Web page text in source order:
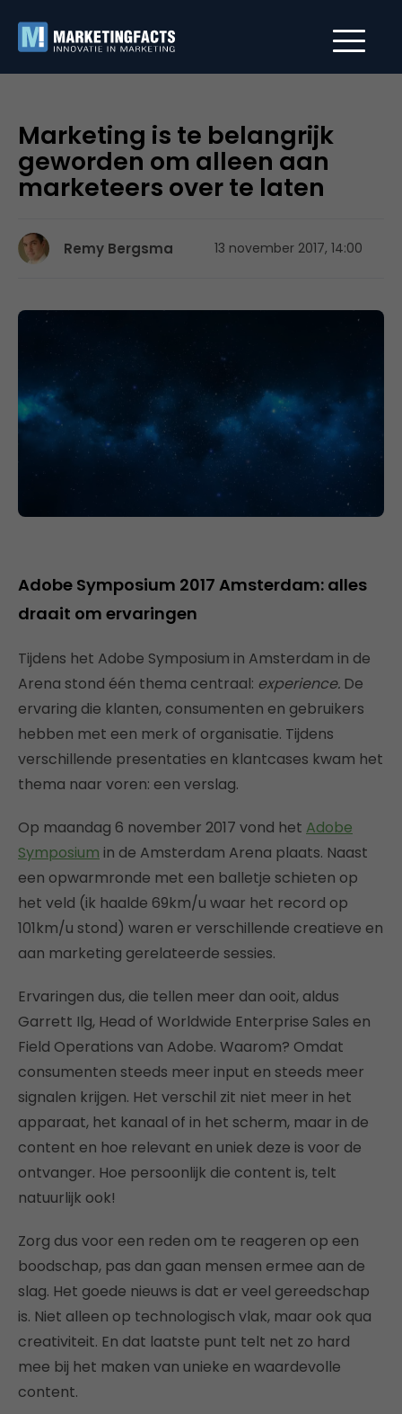
Marketing is te belangrijk
geworden om alleen aan
marketeers over te laten
Remy Bergsma 13 november 2017, 14:00
Adobe Symposium 2017 Amsterdam: alles
draait om ervaringen
Tijdens het Adobe Symposium in Amsterdam in de
Arena stond één thema centraal: experience. De
ervaring die klanten, consumenten en gebruikers
hebben met een merk of organisatie. Tijdens
verschillende presentaties en klantcases kwam het
thema naar voren: een verslag.
Op maandag 6 november 2017 vond het Adobe
Symposium in de Amsterdam Arena plaats. Naast
een opwarmronde met een balletje schieten op
het veld (ik haalde 69km/u waar het record op
101km/u stond) waren er verschillende creatieve en
aan marketing gerelateerde sessies.
Ervaringen dus, die tellen meer dan ooit, aldus
Garrett Ilg, Head of Worldwide Enterprise Sales en
Field Operations van Adobe. Waarom? Omdat
consumenten steeds meer input en steeds meer
signalen krijgen. Het verschil zit niet meer in het
apparaat, het kanaal of in het scherm, maar in de
content en hoe relevant en uniek deze is voor de
ontvanger. Hoe persoonlijk die content is, telt
natuurlijk ook!
Zorg dus voor een reden om te reageren op een
boodschap, pas dan gaan mensen ermee aan de
slag. Het goede nieuws is dat er veel gereedschap
is. Niet alleen op technologisch vlak, maar ook qua
creativiteit. En dat laatste punt telt net zo hard
mee bij het maken van unieke en waardevolle
content.